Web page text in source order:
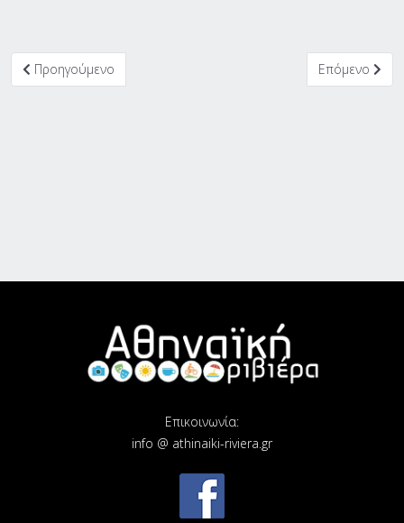
Προηγούμενο άρθρο: Καβούρι: Ανεμοστρόβιλος σάρωσε
Προηγούμενο Επόμενο
Επόμενο
Επικοινωνία:
info @ athinaiki-riviera.gr